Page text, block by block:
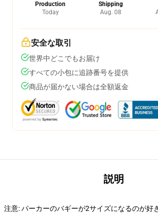
Production
Today
Shipping
Aug. 08
安全な取引
世界中どこでもお届け
すべての小包に追跡番号を提供
商品が届かない場合は全額返金
説明
注意: パーカーのバギーが2サイズになるのが好